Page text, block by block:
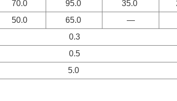
70.0 95.0 35.0
50.0 65.0 —
0.3
0.5
5.0